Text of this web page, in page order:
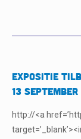
Expositie
13 september
http://<a